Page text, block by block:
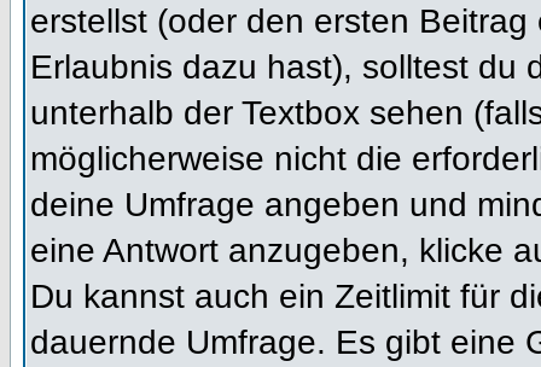
erstellst (oder den ersten
Erlaubnis dazu hast), solltest du
unterhalb der Textbox sehen
möglicherweise nicht die
deine Umfrage angeben und
eine Antwort anzugeben, klicke
Du kannst auch ein Zeitlimit für
dauernde Umfrage. Es gibt eine